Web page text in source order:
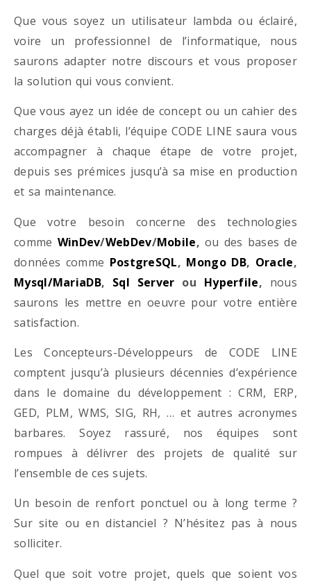
Que vous soyez un utilisateur lambda ou éclairé,
voire un professionnel de l’informatique, nous
saurons adapter notre discours et vous proposer
la solution qui vous convient.
Que vous ayez un idée de concept ou un cahier des
charges déjà établi, l’équipe CODE LINE saura vous
accompagner à chaque étape de votre projet,
depuis ses prémices jusqu’à sa mise en production
et sa maintenance.
Que votre besoin concerne des technologies
comme WinDev/WebDev/Mobile, ou des bases de
données comme PostgreSQL, Mongo DB, Oracle,
Mysql/MariaDB, Sql Server ou Hyperfile, nous
saurons les mettre en oeuvre pour votre entière
satisfaction.
Les Concepteurs-Développeurs de CODE LINE
comptent jusqu’à plusieurs décennies d’expérience
dans le domaine du développement : CRM, ERP,
GED, PLM, WMS, SIG, RH, … et autres acronymes
barbares. Soyez rassuré, nos équipes sont
rompues à délivrer des projets de qualité sur
l’ensemble de ces sujets.
Un besoin de renfort ponctuel ou à long terme ?
Sur site ou en distanciel ? N’hésitez pas à nous
solliciter.
Quel que soit votre projet, quels que soient vos